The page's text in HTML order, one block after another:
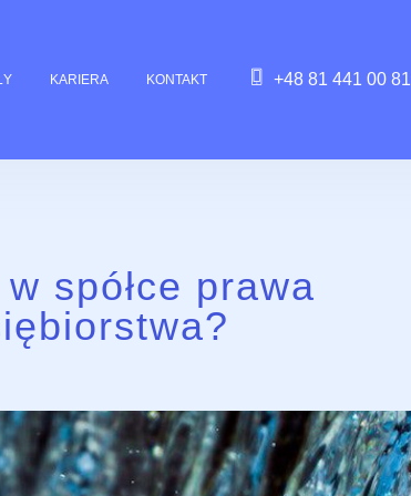
KARIERA KONTAKT +48 81 441 00 81
spółce prawa